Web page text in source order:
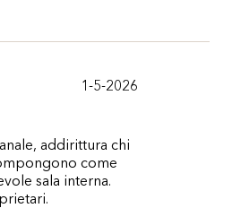
1-5-2026
addirittura chi
come
sala interna.